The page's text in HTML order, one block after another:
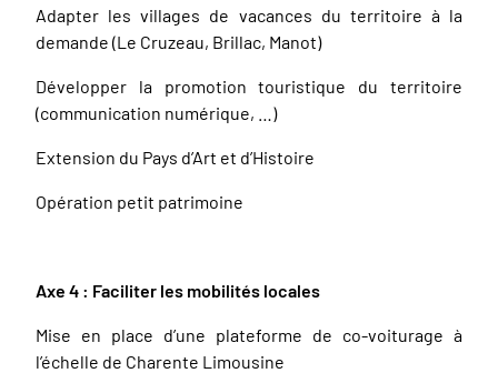
Adapter les villages de vacances du territoire à la
demande (Le Cruzeau, Brillac, Manot)
Développer la promotion touristique du territoire
(communication numérique, …)
Extension du Pays d’Art et d’Histoire
Opération petit patrimoine
Axe 4 : Faciliter les mobilités locales
Mise en place d’une plateforme de co-voiturage à
l’échelle de Charente Limousine